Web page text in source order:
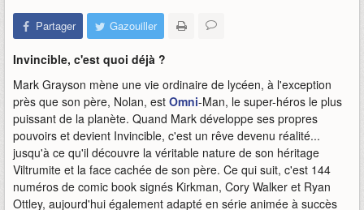
Partager Gazouiller
Invincible, c'est quoi déjà ?
Mark Grayson mène une vie ordinaire de lycéen, à l'exception
près que son père, Nolan, est Omni-Man, le super-héros le plus
puissant de la planète. Quand Mark développe ses propres
pouvoirs et devient Invincible, c'est un rêve devenu réalité...
jusqu'à ce qu'il découvre la véritable nature de son héritage
Viltrumite et la face cachée de son père. Ce qui suit, c'est 144
numéros de comic book signés Kirkman, Cory Walker et Ryan
Ottley, aujourd'hui également adapté en série animée à succès